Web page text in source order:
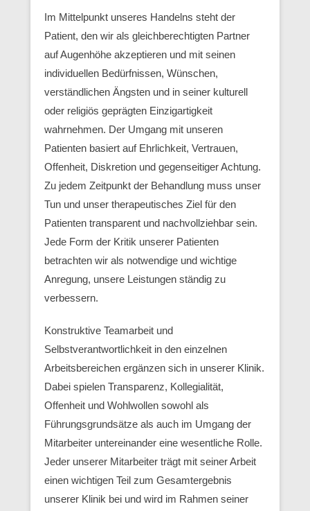
Im Mittelpunkt unseres Handelns steht der
Patient, den wir als gleichberechtigten Partner
auf Augenhöhe akzeptieren und mit seinen
individuellen Bedürfnissen, Wünschen,
verständlichen Ängsten und in seiner kulturell
oder religiös geprägten Einzigartigkeit
wahrnehmen. Der Umgang mit unseren
Patienten basiert auf Ehrlichkeit, Vertrauen,
Offenheit, Diskretion und gegenseitiger Achtung.
Zu jedem Zeitpunkt der Behandlung muss unser
Tun und unser therapeutisches Ziel für den
Patienten transparent und nachvollziehbar sein.
Jede Form der Kritik unserer Patienten
betrachten wir als notwendige und wichtige
Anregung, unsere Leistungen ständig zu
verbessern.
Konstruktive Teamarbeit und
Selbstverantwortlichkeit in den einzelnen
Arbeitsbereichen ergänzen sich in unserer Klinik.
Dabei spielen Transparenz, Kollegialität,
Offenheit und Wohlwollen sowohl als
Führungsgrundsätze als auch im Umgang der
Mitarbeiter untereinander eine wesentliche Rolle.
Jeder unserer Mitarbeiter trägt mit seiner Arbeit
einen wichtigen Teil zum Gesamtergebnis
unserer Klinik bei und wird im Rahmen seiner